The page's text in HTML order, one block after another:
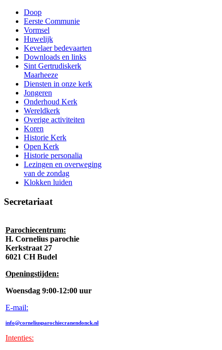
Doop
Eerste Communie
Vormsel
Huwelijk
Kevelaer bedevaarten
Downloads en links
Sint Gertrudiskerk
Maarheeze
Diensten in onze kerk
Jongeren
Onderhoud Kerk
Wereldkerk
Overige activiteiten
Koren
Historie Kerk
Open Kerk
Historie personalia
Lezingen en overweging
van de zondag
Klokken luiden
Secretariaat
Parochiecentrum:
H. Cornelius parochie
Kerkstraat 27
6021 CH Budel
Openingstijden:
Woensdag 9:00-12:00 uur
E-mail:
info@corneliusparochiecranendonck.nl
Intenties: